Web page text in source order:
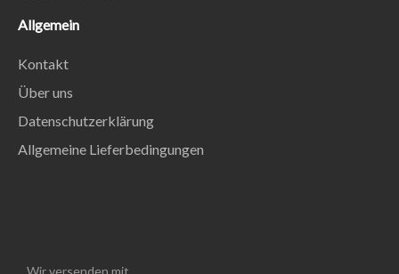
Allgemein
Kontakt
Über uns
Datenschutzerklärung
Allgemeine Lieferbedingungen
Wir versenden mit